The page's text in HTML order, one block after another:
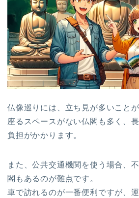
仏像巡りには、立ち見が多いこと
座るスペースがない仏閣も多く、
負担がかかります。
また、公共交通機関を使う場合、
閣もあるのが難点です。
車で訪れるのが一番便利ですが、